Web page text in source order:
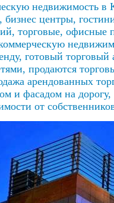
недвижимость в
бизнес центры,
торговые, офисные
готовый
продаются
арендованных
и фасадом на
от